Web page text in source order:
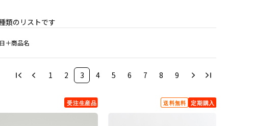
類のリストです
＋商品名
1 2 3 4 5 6 7 8 9